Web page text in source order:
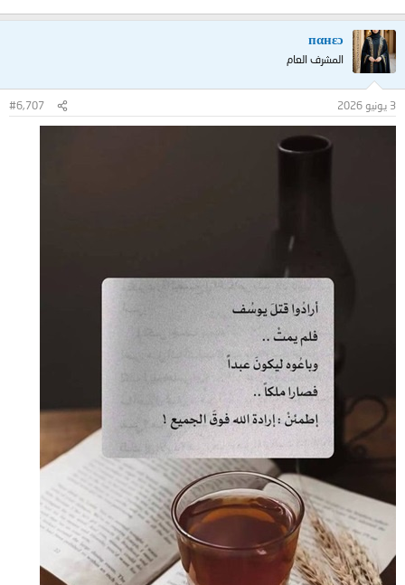
пαнεɔ
المشرف العام
3 يونيو 2026 #6,707